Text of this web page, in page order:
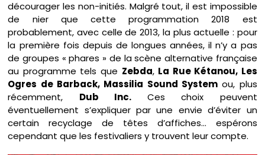
décourager les non-initiés. Malgré tout, il est impossible
de nier que cette programmation 2018 est
probablement, avec celle de 2013, la plus actuelle : pour
la première fois depuis de longues années, il n’y a pas
de groupes « phares » de la scène alternative française
au programme tels que Zebda, La Rue Kétanou, Les
Ogres de Barback, Massilia Sound Systemou, plus
récemment, Dub Inc.Ces choix peuvent
éventuellement s’expliquer par une envie d’éviter un
certain recyclage de têtes d’affiches… espérons
cependant que les festivaliers y trouvent leur compte.